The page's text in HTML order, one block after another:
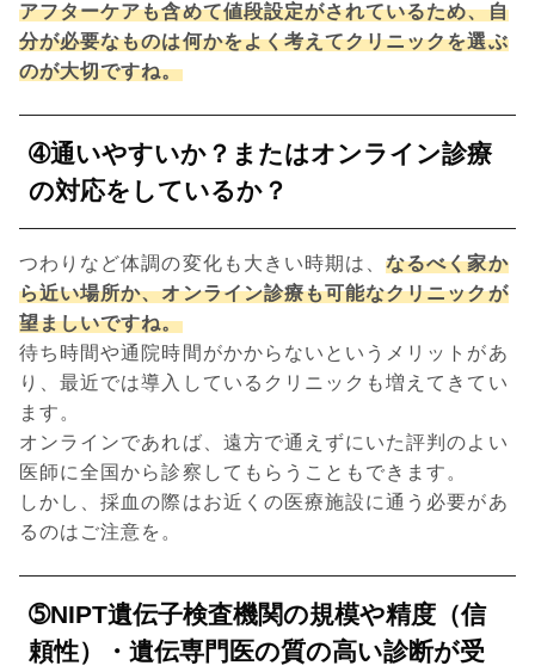
アフターケアも含めて値段設定がされているため、自
分が必要なものは何かをよく考えてクリニックを選ぶ
のが大切ですね。
➃通いやすいか？またはオンライン診療
の対応をしているか？
つわりなど体調の変化も大きい時期は、なるべく家か
ら近い場所か、オンライン診療も可能なクリニックが
望ましいですね。
待ち時間や通院時間がかからないというメリットがあ
り、最近では導入しているクリニックも増えてきてい
ます。
オンラインであれば、遠方で通えずにいた評判のよい
医師に全国から診察してもらうこともできます。
しかし、採血の際はお近くの医療施設に通う必要があ
るのはご注意を。
➄NIPT遺伝子検査機関の規模や精度（信
頼性）・遺伝専門医の質の高い診断が受